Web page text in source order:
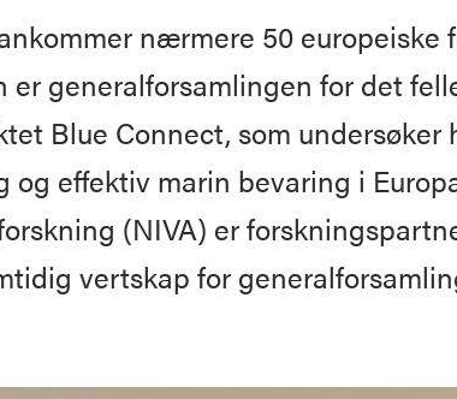
nærmere 50 europeiske
er generalforsamlingen for det
Blue Connect, som undersøker
og effektiv marin bevaring i
(NIVA) er
vertskap for